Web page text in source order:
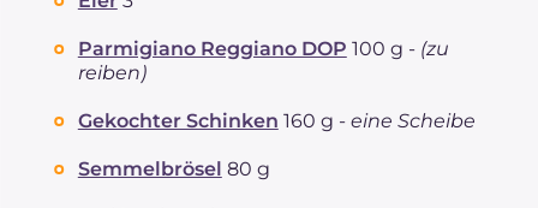
Parmigiano Reggiano DOP 100 g - (zu
reiben)
Gekochter Schinken 160 g - eine Scheibe
Semmelbrösel 80 g